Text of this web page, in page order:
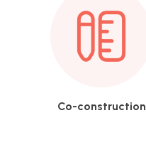
Co-construction